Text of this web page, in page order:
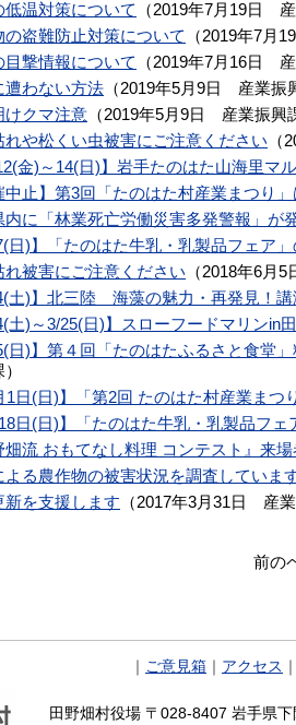
低温対策について
（2019年7月19日
の盗難防止対策について
（2019年7月
目撃情報について
（2019年7月16日
遭わない方法 （2019年5月9日 産業振
けクマ注意 （2019年5月9日 産業振興
れや松くい虫被害にご注意ください （
金)～14(日)】岩手たのはた山海里マ
中止】第3回「たのはた村産業まつり
内に「林業死亡労働災害多発警報」が
日)】「たのはた牛乳・乳製品フェア
れ被害にご注意ください （2018年6月5
土)】北三陸 海藻の魅力・再発見！講
土)～3/25(日)】スローフードマリンin
日)】第４回「たのはたふるさと食堂
）
1日(日)】「第2回 たのはた村産業まつ
18日(日)】「たのはた牛乳・乳製品フェ
畑流 おもてなし料理 コンテスト』来
よる農作物の被害状況を調査していま
新を支援します （2017年3月31日 産
前の
ご意見箱 アクセス
田野畑村役場 〒028-8407 岩手県